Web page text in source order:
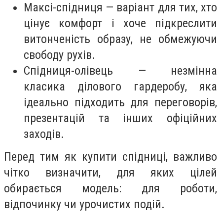
Максі-спідниця — варіант для тих, хто
цінує комфорт і хоче підкреслити
витонченість образу, не обмежуючи
свободу рухів.
Спідниця-олівець — незмінна
класика ділового гардеробу, яка
ідеально підходить для переговорів,
презентацій та інших офіційних
заходів.
Перед тим як купити спідниці, важливо
чітко визначити, для яких цілей
обирається модель: для роботи,
відпочинку чи урочистих подій.